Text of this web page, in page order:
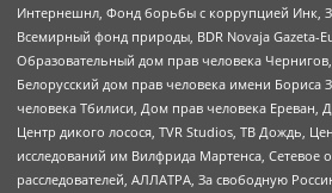
Интернешнл, Фонд борьбы с коррупцией Инк,
Всемирный фонд природы, BDR Novaja Gazeta-
Образовательный дом прав человека
Белорусский дом прав человека имени Бориса
человека Тбилиси, Дом прав человека Ереван,
Центр дикого лосося, TVR Studios, ТВ Дождь,
исследований им Вилфрида Мартенса, Сетевое
расследователей, АЛЛАТРА, За свободную